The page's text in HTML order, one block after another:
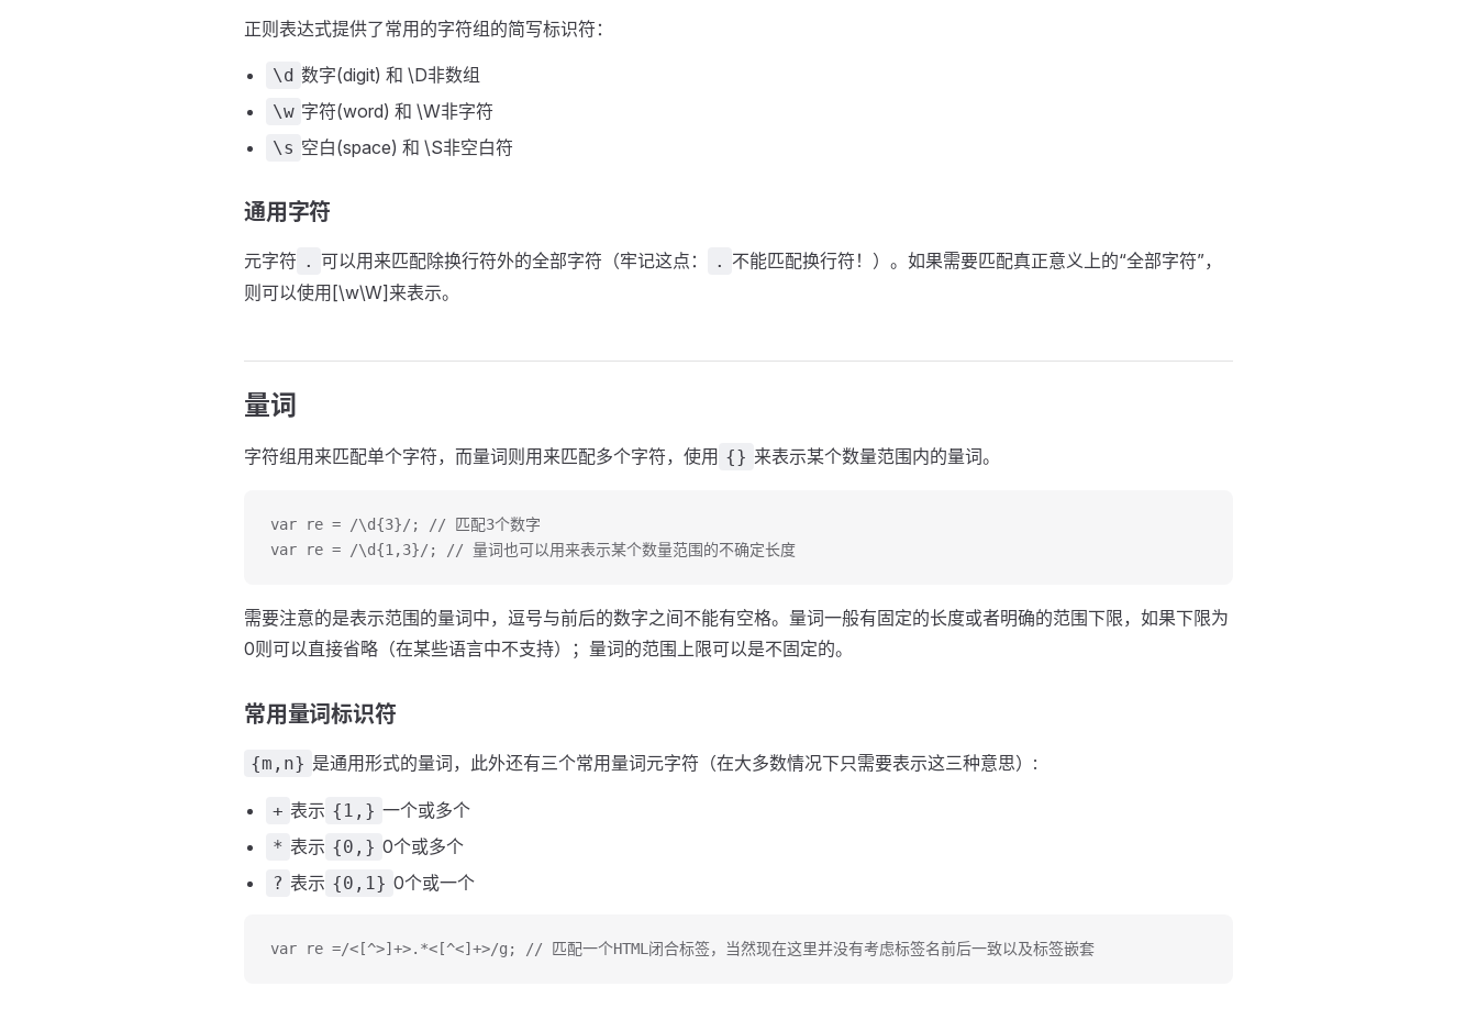
正则表达式提供了常用的字符组的简写标识符：
\d 数字(digit) 和 \D非数组
\w 字符(word) 和 \W非字符
\s 空白(space) 和 \S非空白符
通用字符
元字符 . 可以用来匹配除换行符外的全部字符（牢记这点： . 不能匹配换行符！）。如果需要匹配真正意义上的“全部字符”，
则可以使用[\w\W]来表示。
量词
字符组用来匹配单个字符，而量词则用来匹配多个字符，使用 {} 来表示某个数量范围内的量词。
var re = /\d{3}/; // 匹配3个数字
var re = /\d{1,3}/; // 量词也可以用来表示某个数量范围的不确定长度
需要注意的是表示范围的量词中，逗号与前后的数字之间不能有空格。量词一般有固定的长度或者明确的范围下限，如果下限为
0则可以直接省略（在某些语言中不支持）；量词的范围上限可以是不固定的。
常用量词标识符
{m,n} 是通用形式的量词，此外还有三个常用量词元字符（在大多数情况下只需要表示这三种意思）:
+ 表示 {1,} 一个或多个
* 表示 {0,} 0个或多个
? 表示 {0,1} 0个或一个
var re =/<[^>]+>.*<[^<]+>/g; // 匹配一个HTML闭合标签，当然现在这里并没有考虑标签名前后一致以及标签嵌套